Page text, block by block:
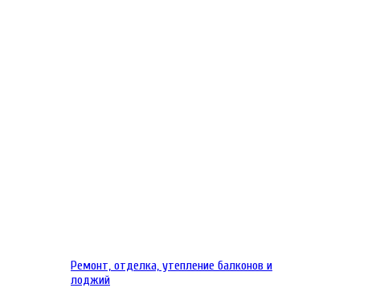
Ремонт, отделка, утепление балконов и
лоджий